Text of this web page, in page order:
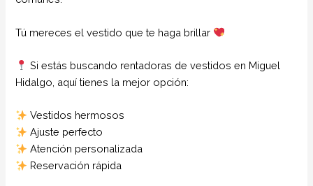
Tú mereces el vestido que te haga brillar
Si estás buscando rentadoras de vestidos en Miguel
Hidalgo, aquí tienes la mejor opción:
Vestidos hermosos
Ajuste perfecto
Atención personalizada
Reservación rápida